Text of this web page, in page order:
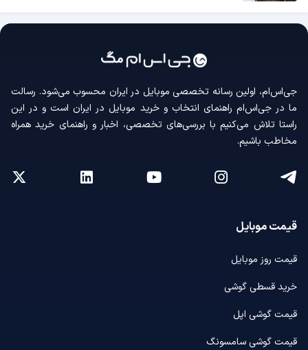
جی‌اس‌ام، اولین رسانه‌ تخصصی موبایل در ایران محسوب می‌شود. رسالت
ما در جی‌اس‌ام راهنمای انتخاب و خرید موبایل در ایران است و در این
راستا تلاش می‌کنیم با بررسی‌های تخصصی، اخبار و راهنمای خرید همراه
مخاطب باشیم.
قیمت موبایل
قیمت روز موبایل
خرید قسطی گوشی
قیمت گوشی اپل
قیمت گوشی سامسونگ